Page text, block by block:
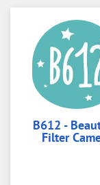
B612 -
Filter